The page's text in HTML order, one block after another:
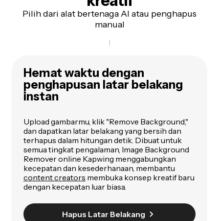
Pilih dari alat bertenaga AI atau penghapus
manual
Hemat waktu dengan
penghapusan latar belakang
instan
Upload gambarmu, klik "Remove Background,"
dan dapatkan latar belakang yang bersih dan
terhapus dalam hitungan detik. Dibuat untuk
semua tingkat pengalaman, Image Background
Remover online Kapwing menggabungkan
kecepatan dan kesederhanaan, membantu
content creators membuka konsep kreatif baru
dengan kecepatan luar biasa.
Hapus Latar Belakang